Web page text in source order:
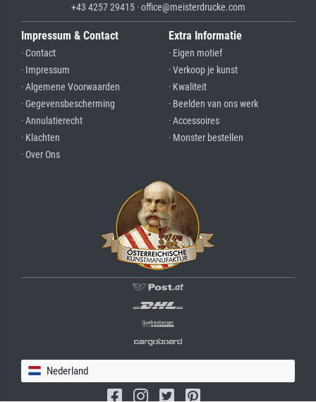
+43 4257 29415 · office@meisterdrucke.com
Impressum & Contact
· Contact
· Impressum
· Algemene Voorwaarden
· Gegevensbescherming
· Annulatierecht
· Klachten
· Over Ons
Extra Informatie
· Eigen motief
· Verkoop je kunst
· Kwaliteit
· Beelden van ons werk
· Accessoires
· Monster bestellen
Nederland